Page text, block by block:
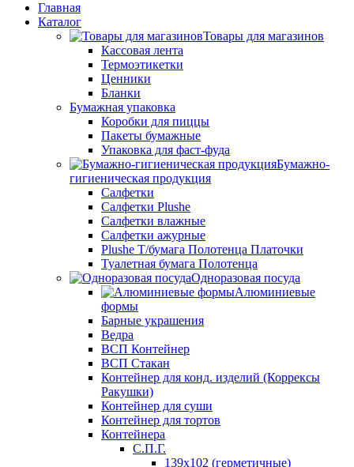
Главная
Каталог
Товары для магазинов
Кассовая лента
Термоэтикетки
Ценники
Бланки
Бумажная упаковка
Коробки для пиццы
Пакеты бумажные
Упаковка для фаст-фуда
Бумажно-
гигиеническая продукция
Салфетки
Салфетки Plushe
Салфетки влажные
Салфетки ажурные
Plushe Т/бумага Полотенца Платочки
Туалетная бумага Полотенца
Одноразовая посуда
Алюминиевые
формы
Барные украшения
Ведра
ВСП Контейнер
ВСП Стакан
Контейнер для конд. изделий (Коррексы
Ракушки)
Контейнер для суши
Контейнер для тортов
Контейнера
С.П.Г.
139х102 (герметичные)